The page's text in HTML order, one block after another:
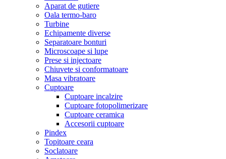
Aparat de gutiere
Oala termo-baro
Turbine
Echipamente diverse
Separatoare bonturi
Microscoape si lupe
Prese si injectoare
Chiuvete si conformatoare
Masa vibratoare
Cuptoare
Cuptoare incalzire
Cuptoare fotopolimerizare
Cuptoare ceramica
Accesorii cuptoare
Pindex
Topitoare ceara
Soclatoare